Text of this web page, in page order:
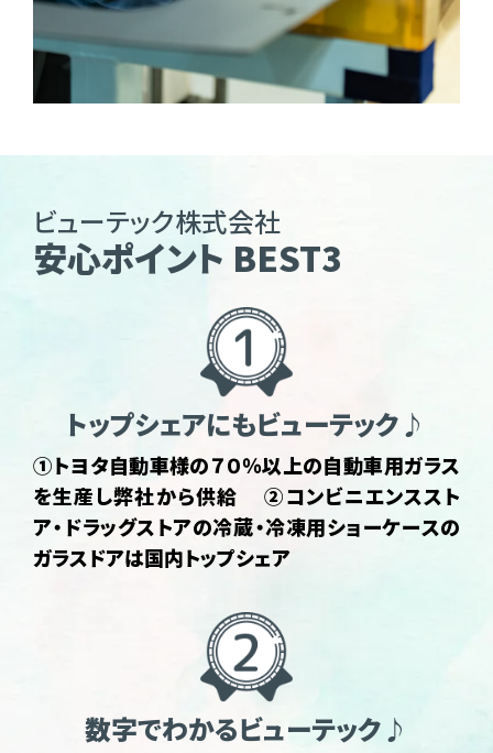
ビューテック株式会社
安心ポイント BEST3
トップシェアにもビューテック♪
①トヨタ自動車様の７０％以上の自動車用ガラス
を生産し弊社から供給 ➁コンビニエンススト
ア・ドラッグストアの冷蔵・冷凍用ショーケースの
ガラスドアは国内トップシェア
数字でわかるビューテック♪